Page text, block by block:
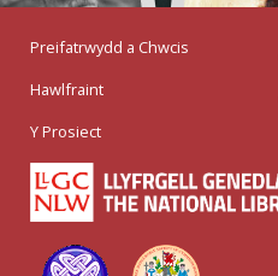
Preifatrwydd a Chwcis
Hawlfraint
Y Prosiect